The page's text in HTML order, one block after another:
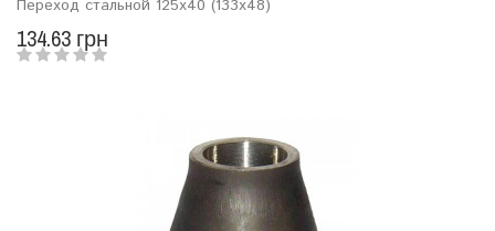
Переход стальной 125х40 (133х48)
134.63 грн